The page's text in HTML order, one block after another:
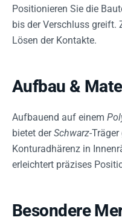
Positionieren Sie die
bis der Verschluss greift.
Lösen der Kontakte.
Aufbau &
Aufbauend auf einem
bietet derSchwarz-
Konturadhärenz in
erleichtert präzises
Besondere